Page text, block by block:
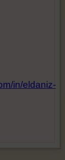
in/eldaniz-